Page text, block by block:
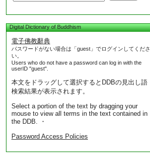
Digital Dictionary of Buddhism
電子佛教辭典
パスワードがない場合は「guest」でログインしてくださ
い。
Users who do not have a password can log in with the
userID "guest".
本文をドラッグして選択するとDDBの見出し語
検索結果が表示されます。
Select a portion of the text by dragging your
mouse to view all terms in the text contained in
the DDB. ・
Password Access Policies